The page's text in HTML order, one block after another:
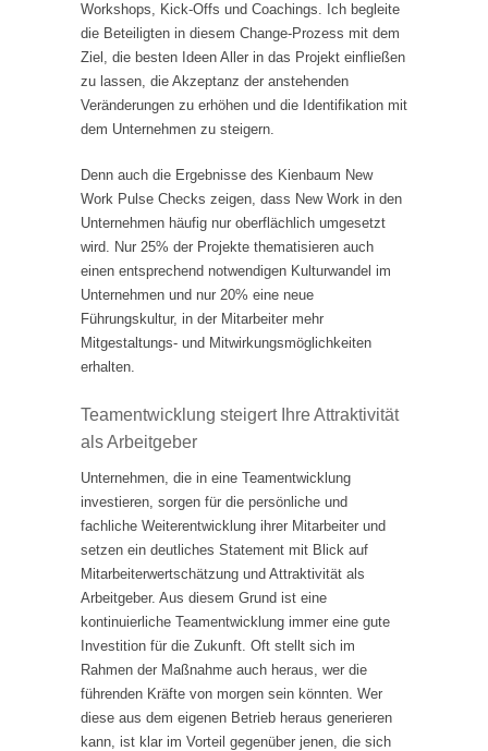
Workshops, Kick-Offs und Coachings. Ich begleite
die Beteiligten in diesem Change-Prozess mit dem
Ziel, die besten Ideen Aller in das Projekt einfließen
zu lassen, die Akzeptanz der anstehenden
Veränderungen zu erhöhen und die Identifikation mit
dem Unternehmen zu steigern.
Denn auch die Ergebnisse des Kienbaum New
Work Pulse Checks zeigen, dass New Work in den
Unternehmen häufig nur oberflächlich umgesetzt
wird. Nur 25% der Projekte thematisieren auch
einen entsprechend notwendigen Kulturwandel im
Unternehmen und nur 20% eine neue
Führungskultur, in der Mitarbeiter mehr
Mitgestaltungs- und Mitwirkungsmöglichkeiten
erhalten.
Teamentwicklung steigert Ihre Attraktivität
als Arbeitgeber
Unternehmen, die in eine Teamentwicklung
investieren, sorgen für die persönliche und
fachliche Weiterentwicklung ihrer Mitarbeiter und
setzen ein deutliches Statement mit Blick auf
Mitarbeiterwertschätzung und Attraktivität als
Arbeitgeber. Aus diesem Grund ist eine
kontinuierliche Teamentwicklung immer eine gute
Investition für die Zukunft. Oft stellt sich im
Rahmen der Maßnahme auch heraus, wer die
führenden Kräfte von morgen sein könnten. Wer
diese aus dem eigenen Betrieb heraus generieren
kann, ist klar im Vorteil gegenüber jenen, die sich